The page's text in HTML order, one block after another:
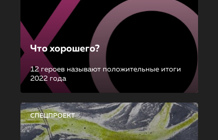
Что хорошего?
12 героев называют положительные итоги
2022 года
СПЕЦПРОЕКТ